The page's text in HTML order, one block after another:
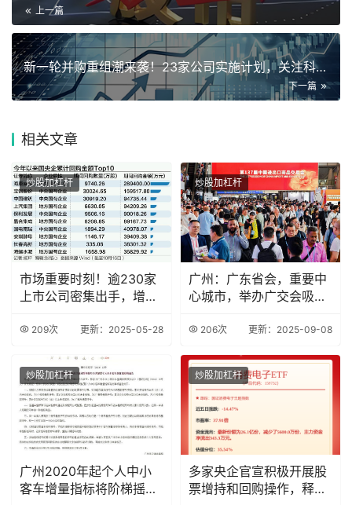
上一篇
新一轮并购重组潮来袭！23家公司实施计划，关注科技等领域投资
下一篇
相关文章
炒股加杠杆
市场重要时刻！逾230家
上市公司密集出手，增持
209次 更新：2025-05-28
炒股加杠杆
广州：广东省会，重要中
心城市，举办广交会吸引
206次 更新：2025-09-08
炒股加杠杆
广州2020年起个人中小
客车增量指标将阶梯摇
炒股加杠杆
多家央企官宣积极开展股
票增持和回购操作，释放